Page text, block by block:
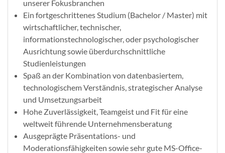
unserer Fokusbranchen​
Ein fortgeschrittenes Studium (Bachelor / Master) mit
wirtschaftlicher, technischer,
informationstechnologischer, oder psychologischer
Ausrichtung sowie überdurchschnittliche
Studienleistungen​
Spaß an der Kombination von datenbasiertem,
technologischem Verständnis, strategischer Analyse
und Umsetzungsarbeit​
Hohe Zuverlässigkeit, Teamgeist und Fit für eine
weltweit führende Unternehmensberatung​
Ausgeprägte Präsentations- und
Moderationsfähigkeiten sowie sehr gute MS-Office-